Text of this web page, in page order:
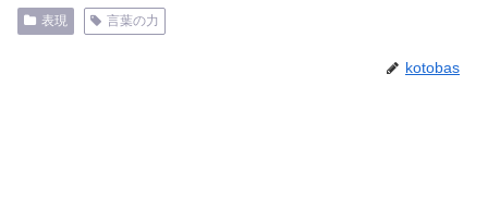
表現 言葉の力
kotobas